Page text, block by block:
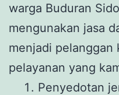
warga Buduran
mengunakan jasa
menjadi pelanggan
pelayanan yang
Penyedotan